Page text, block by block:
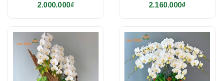
2.000.000₫
2.160.000₫